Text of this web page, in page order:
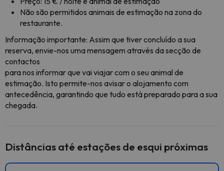
Não são permitidos animais de estimação na zona do
restaurante.
Informação importante: Assim que tiver concluído a sua
reserva, envie-nos uma mensagem através da secção de
contactos
para nos informar que vai viajar com o seu animal de
estimação. Isto permite-nos avisar o alojamento com
antecedência, garantindo que tudo está preparado para a sua
chegada.
Distâncias até estações de esqui próximas